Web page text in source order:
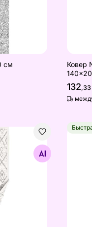
см
Ковер
132,33
white 140x200 см
похожие